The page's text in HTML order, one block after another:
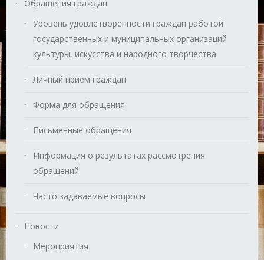
Обращения граждан
Уровень удовлетворенности граждан работой
государственных и муниципальных организаций
культуры, искусства и народного творчества
Личный прием граждан
Форма для обращения
Письменные обращения
Информация о результатах рассмотрения
обращений
Часто задаваемые вопросы
Новости
Мероприятия